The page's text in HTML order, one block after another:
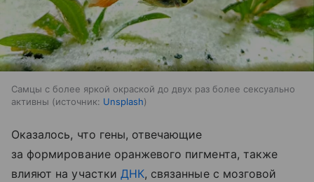
Самцы с более яркой окраской до двух раз более сексуально
активны
источник: Unsplash
Оказалось, что гены, отвечающие
за формирование оранжевого пигмента, также
влияют на участки ДНК, связанные с мозговой